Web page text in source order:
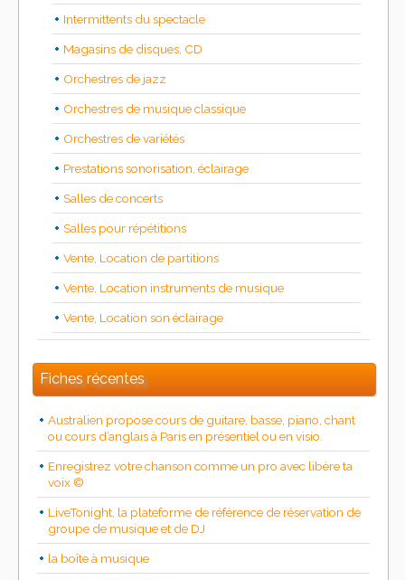
Intermittents du spectacle
Magasins de disques, CD
Orchestres de jazz
Orchestres de musique classique
Orchestres de variétés
Prestations sonorisation, éclairage
Salles de concerts
Salles pour répétitions
Vente, Location de partitions
Vente, Location instruments de musique
Vente, Location son éclairage
Fiches récentes
Australien propose cours de guitare, basse, piano, chant
ou cours d’anglais à Paris en présentiel ou en visio.
Enregistrez votre chanson comme un pro avec libère ta
voix ©
LiveTonight, la plateforme de référence de réservation de
groupe de musique et de DJ
la boîte à musique